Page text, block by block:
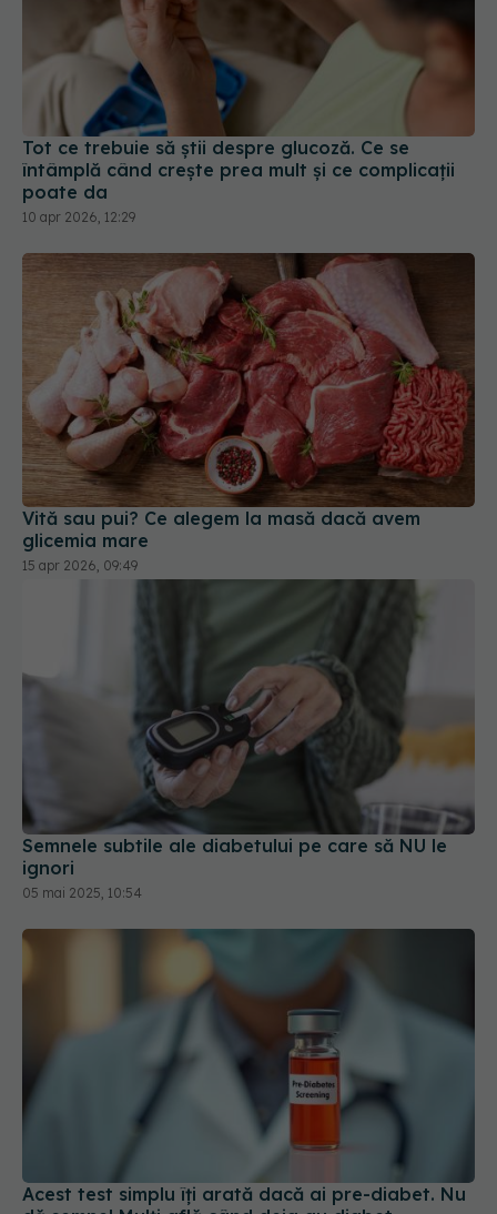
Tot ce trebuie să știi despre glucoză. Ce se
întâmplă când crește prea mult și ce complicații
poate da
10 apr 2026, 12:29
Vită sau pui? Ce alegem la masă dacă avem
glicemia mare
15 apr 2026, 09:49
Semnele subtile ale diabetului pe care să NU le
05 mai 2025, 10:54
Acest test simplu îți arată dacă ai pre-diabet. Nu
dă semne! Mulți află când deja au diabet